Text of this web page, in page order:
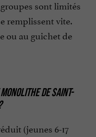
sont limités
remplissent vite.
ou au guichet de
DE SAINT-
(jeunes 6-17